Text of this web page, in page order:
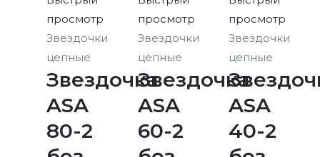
просмотр
Звездочки
цепные
Звездочка
ASA
80-2
просмотр
Звездочки
цепные
Звездочка
ASA
60-2
просмотр
Звездочки
цепные
ASA
40-2